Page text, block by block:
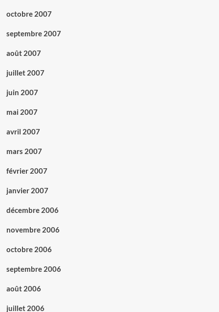
octobre 2007
septembre 2007
août 2007
juillet 2007
juin 2007
mai 2007
avril 2007
mars 2007
février 2007
janvier 2007
décembre 2006
novembre 2006
octobre 2006
septembre 2006
août 2006
juillet 2006